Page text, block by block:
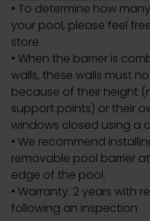
• To determine how
your pool, please feel
store.
• When the barrier is
walls, these walls must
because of their height
support points) or their
windows closed using a
• We recommend
removable pool barrier
edge of the pool.
• Warranty: 2 years with
following an inspection